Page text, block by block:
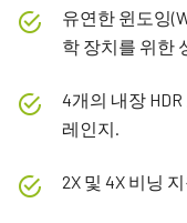
유연한 윈도잉
학 장치를 위한
4개의 내장
레인지.
2X 및 4X 비닝